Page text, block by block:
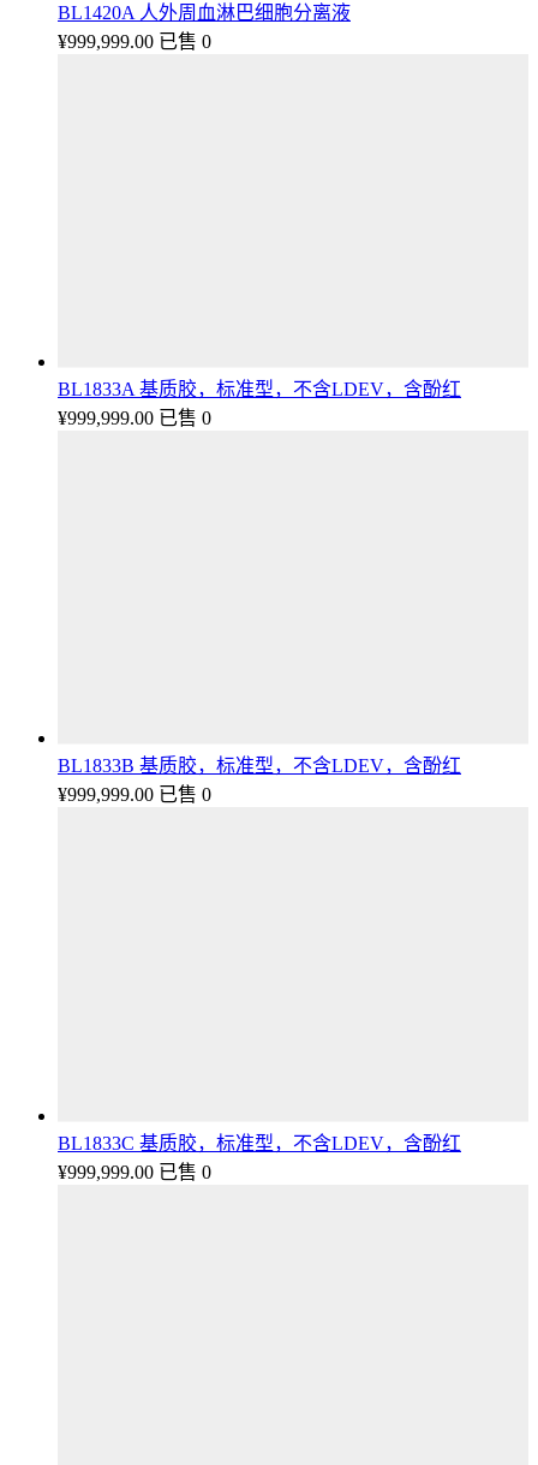
BL1420A 人外周血淋巴细胞分离液
¥999,999.00 已售 0
BL1833A 基质胶，标准型，不含LDEV，含酚红
¥999,999.00 已售 0
BL1833B 基质胶，标准型，不含LDEV，含酚红
¥999,999.00 已售 0
BL1833C 基质胶，标准型，不含LDEV，含酚红
¥999,999.00 已售 0